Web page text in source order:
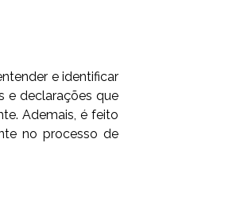
e identificar
e declarações que
Ademais, é feito
no processo de